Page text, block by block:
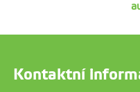
Kontaktní